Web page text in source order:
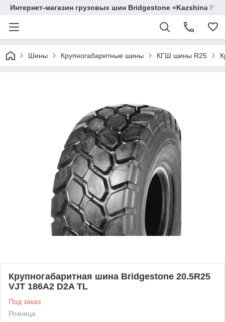
Интернет-магазин грузовых шин Bridgestone «Kazshina
Шины Крупногабаритные шины КГШ шины R25
Крупногабаритная шина Bridgestone 20.5R25
VJT 186A2 D2A TL
Под заказ
Розница